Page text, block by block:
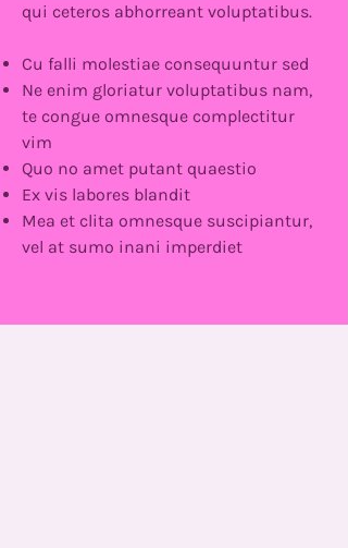
qui ceteros abhorreant voluptatibus.
Cu falli molestiae consequuntur sed
Ne enim gloriatur voluptatibus nam,
te congue omnesque complectitur
vim
Quo no amet putant quaestio
Ex vis labores blandit
Mea et clita omnesque suscipiantur,
vel at sumo inani imperdiet